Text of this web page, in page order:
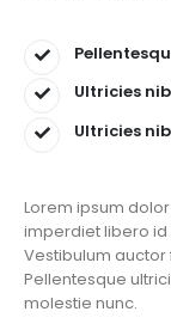
Ultricies
Ultricies
Lorem ipsum
imperdiet libero id
Vestibulum
Pellentesque
molestie nunc.